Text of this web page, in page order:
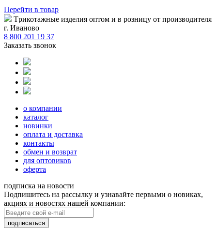
Перейти в товар
Tрикотажные изделия оптом и в розницу от производителя
г. Иваново
8 800 201 19 37
Заказать звонок
о компании
каталог
новинки
оплата и доставка
контакты
обмен и возврат
для оптовиков
оферта
подписка на новости
Подпишитесь на рассылку и узнавайте первыми о новиках,
акциях и новостях нашей компании:
подписаться